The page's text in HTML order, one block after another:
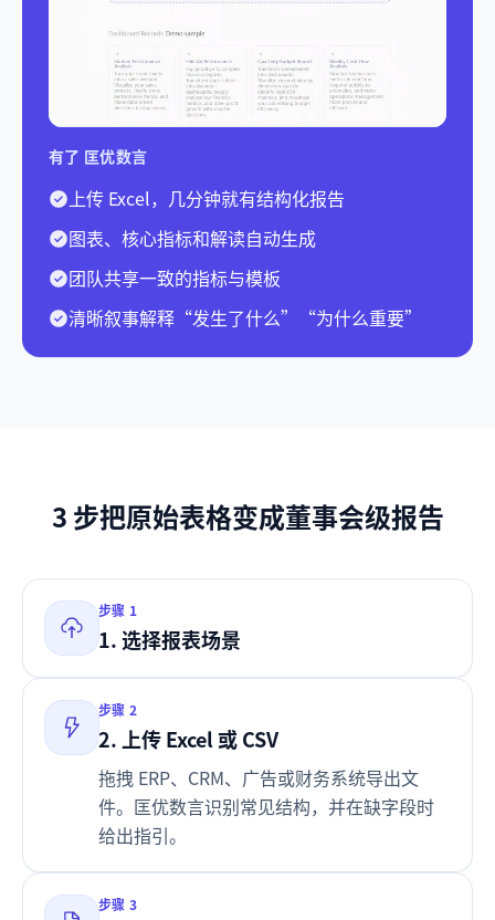
有了 匡优数言
上传 Excel，几分钟就有结构化报告
图表、核心指标和解读自动生成
团队共享一致的指标与模板
清晰叙事解释“发生了什么”“为什么重要”
3 步把原始表格变成董事会级报告
步骤 1
1. 选择报表场景
步骤 2
2. 上传 Excel 或 CSV
拖拽 ERP、CRM、广告或财务系统导出文
件。匡优数言识别常见结构，并在缺字段时
给出指引。
步骤 3